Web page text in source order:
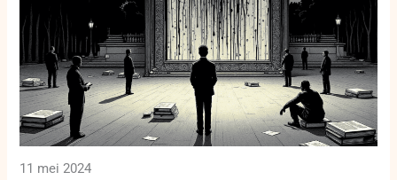
11 mei 2024